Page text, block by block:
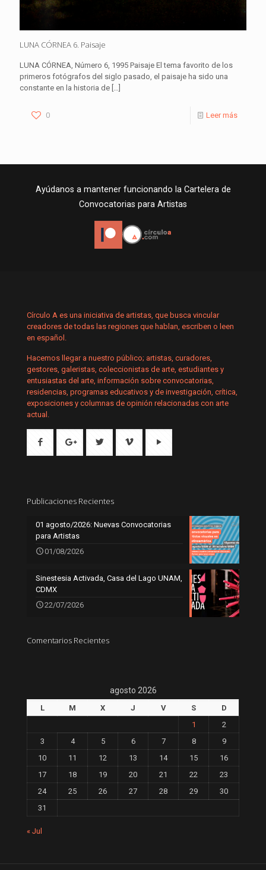
LUNA CÓRNEA 6. Paisaje
LUNA CÓRNEA, Número 6, 1995 Paisaje El tema favorito de los
primeros fotógrafos del siglo pasado, el paisaje ha sido una
constante en la historia de […]
0 Leer más
Ayúdanos a mantener funcionando la Cartelera de
Convocatorias para Artistas
Círculo A es una iniciativa de artistas, que busca vincular
creadores de todas las regiones que hablan, escriben o leen
en español.
Hacemos llegar a nuestro público; artistas, curadores,
gestores, galeristas, coleccionistas de arte, estudiantes y
entusiastas del arte, información sobre convocatorias,
residencias, programas educativos y de investigación, crítica,
exposiciones y columnas de opinión relacionadas con arte
actual.
Publicaciones Recientes
01 agosto/2026: Nuevas Convocatorias
para Artistas
01/08/2026
Sinestesia Activada, Casa del Lago UNAM,
CDMX
22/07/2026
Comentarios Recientes
agosto 2026
L M X J V S
D
1
2
3
4 5 6 7 8
9
10
11 12 13 14 15
16
17
18 19 20 21 22
23
24
25 26 27 28 29
30
31
« Jul